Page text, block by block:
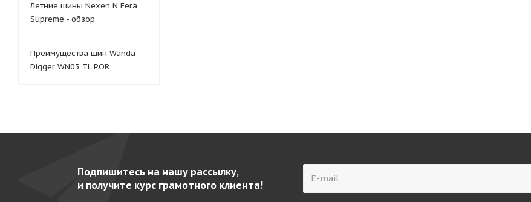
Летние шины Nexen N Fera
Supreme - обзор
Преимущества шин Wanda
Digger WN03 TL POR
Подпишитесь на нашу рассылку,
и получите курс грамотного клиента!